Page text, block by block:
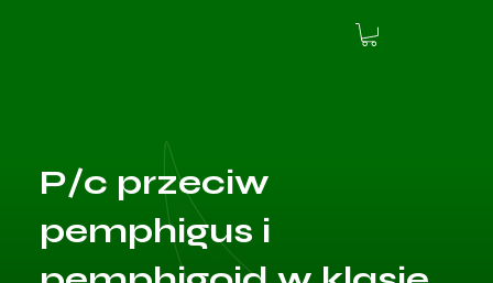
P/c przeciw
pemphigus i